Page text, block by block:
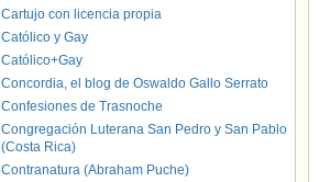
Cartujo con licencia propia
Católico y Gay
Católico+Gay
Concordia, el blog de Oswaldo Gallo Serrato
Confesiones de Trasnoche
Congregación Luterana San Pedro y San Pablo
(Costa Rica)
Contranatura (Abraham Puche)